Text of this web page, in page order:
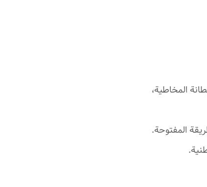
المخاطية،
المفتوحة.